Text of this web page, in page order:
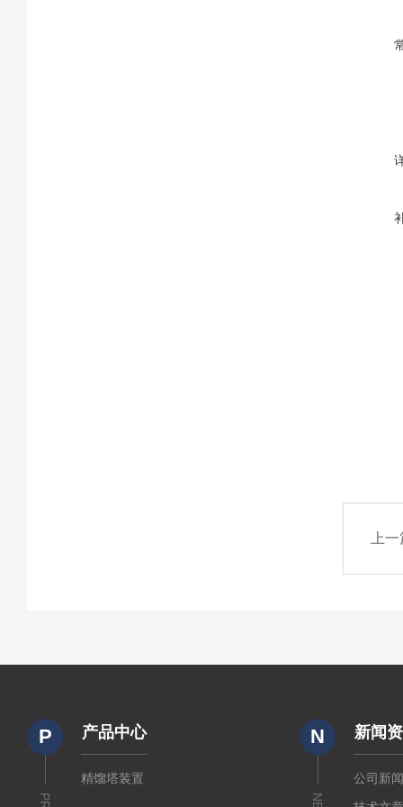
上
P 产品中心
精馏塔装置
N 新闻
公司新